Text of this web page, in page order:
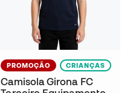
PROMOÇÃO CRIANÇAS
Camisola Girona FC